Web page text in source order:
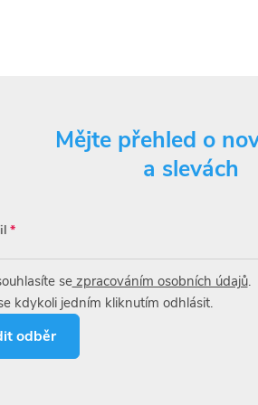
s dlouhodobými
první pomoc:
mějte po ruce obal nebo
Mějte přehled o
a slevách
sezpracováním osobních údajů.
kdykoli jedním kliknutím odhlásit.
odběr